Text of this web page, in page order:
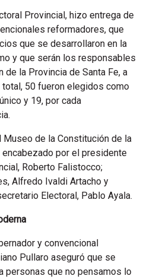
Provincial, hizo entrega de
reformadores, que
que se desarrollaron en la
y que serán los responsables
la Provincia de Santa Fe, a
50 fueron elegidos como
y 19, por cada
Museo de la Constitución de la
por el presidente
Roberto Falistocco;
Alfredo Ivaldi Artacho y
Electoral, Pablo Ayala.
y convencional
Pullaro aseguró que se
personas que no pensamos lo